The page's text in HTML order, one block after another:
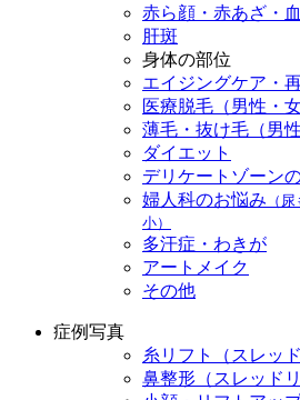
赤ら顔・赤あざ・
肝斑
身体の部位
エイジングケア・
医療脱毛（男性・女
薄毛・抜け毛（男
ダイエット
デリケートゾーン
婦人科のお悩み （
小）
多汗症・わきが
アートメイク
その他
症例写真
糸リフト（スレッ
鼻整形（スレッドリ